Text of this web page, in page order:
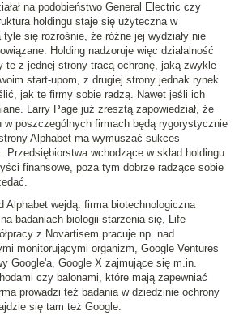
na podobieństwo General Electric czy
holdingu staje się użyteczna w
się rozrośnie, że różne jej wydziały nie
Holding nadzoruje więc działalność
te z jednej strony tracą ochronę, jaką zwykle
start-upom, z drugiej strony jednak rynek
jak te firmy sobie radzą. Nawet jeśli ich
Larry Page już zresztą zapowiedział, że
w poszczególnych firmach będą rygorystycznie
Alphabet ma wymuszać sukces
Przedsiębiorstwa wchodzące w skład holdingu
finansowe, poza tym dobrze radzące sobie
Alphabet wejdą: firma biotechnologiczna
badaniach biologii starzenia się, Life
z Novartisem pracuje np. nad
monitorującymi organizm, Google Ventures
Google'a, Google X zajmujące się m.in.
czy balonami, które mają zapewniać
prowadzi też badania w dziedzinie ochrony
się tam też Google.